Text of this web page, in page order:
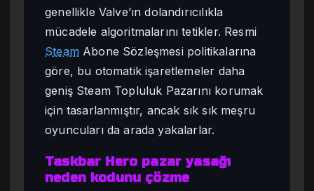
genellikle Valve’ın dolandırıcılıkla
mücadele algoritmalarını tetikler. Resmi
SteamAbone Sözleşmesi politikalarına
göre, bu otomatik işaretlemeler daha
geniş Steam Topluluk Pazarını korumak
için tasarlanmıştır, ancak sık sık meşru
oyuncuları da arada yakalarlar.
Taskbar Hero pazar yasağı
neden kodunu çözme